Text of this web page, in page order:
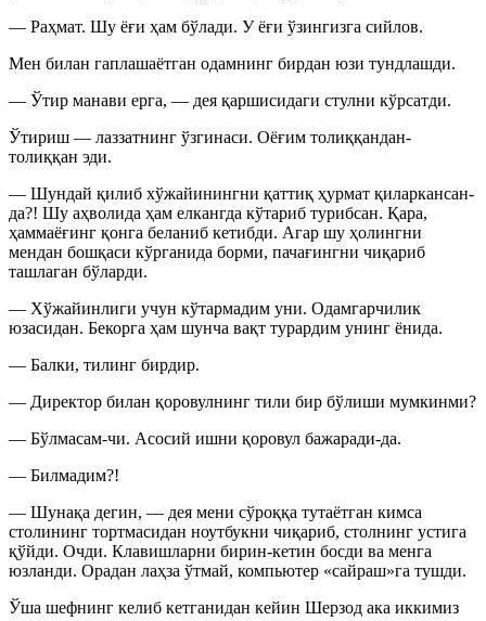
— Раҳмат. Шу ёғи ҳам бўлади. У ёғи ўзингизга сийлов.
Мен билан гаплашаётган одамнинг бирдан юзи тундлашди.
— Ўтир манави ерга, — дея қаршисидаги стулни кўрсатди.
Ўтириш — лаззатнинг ўзгинаси. Оёғим толиққандан-
толиққан эди.
— Шундай қилиб хўжайинингни қаттиқ ҳурмат қиларкансан-
да?! Шу аҳволида ҳам елкангда кўтариб турибсан. Қара,
ҳаммаёғинг қонга беланиб кетибди. Агар шу ҳолингни
мендан бошқаси кўрганида борми, пачағингни чиқариб
ташлаган бўларди.
— Хўжайинлиги учун кўтармадим уни. Одамгарчилик
юзасидан. Бекорга ҳам шунча вақт турардим унинг ёнида.
— Балки, тилинг бирдир.
— Директор билан қоровулнинг тили бир бўлиши мумкинми?
— Бўлмасам-чи. Асосий ишни қоровул бажаради-да.
— Билмадим?!
— Шунақа дегин, — дея мени сўроққа тутаётган кимса
столининг тортмасидан ноутбукни чиқариб, столнинг устига
қўйди. Очди. Клавишларни бирин-кетин босди ва менга
юзланди. Орадан лаҳза ўтмай, компьютер «сайраш»га тушди.
Ўша шефнинг келиб кетганидан кейин Шерзод ака иккимиз